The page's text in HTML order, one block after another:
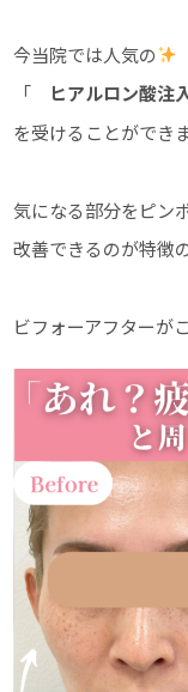
今当院では人気の
「
ヒアルロン酸注
を受けることができ
気になる部分をピン
改善できるのが特徴
ビフォーアフターが